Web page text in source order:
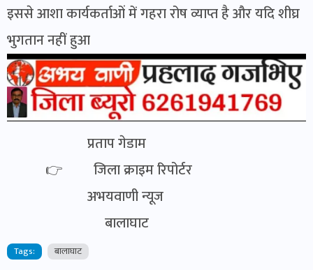
इससे आशा कार्यकर्ताओं में गहरा रोष व्याप्त है और यदि शीघ्र
भुगतान नहीं हुआ
प्रताप गेडाम
👉 जिला क्राइम रिपोर्टर
अभयवाणी न्यूज
बालाघाट
Tags: बालाघाट